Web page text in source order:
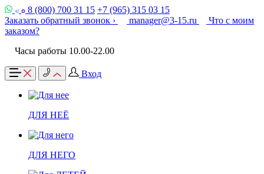
8 (800) 700 31 15 +7 (965) 315 03 15
Заказать обратный звонок ›
manager@3-15.ru
Что с моим
заказом?
Часы работы 10.00-22.00
Вход
ДЛЯ НЕЁ
ДЛЯ НЕГО